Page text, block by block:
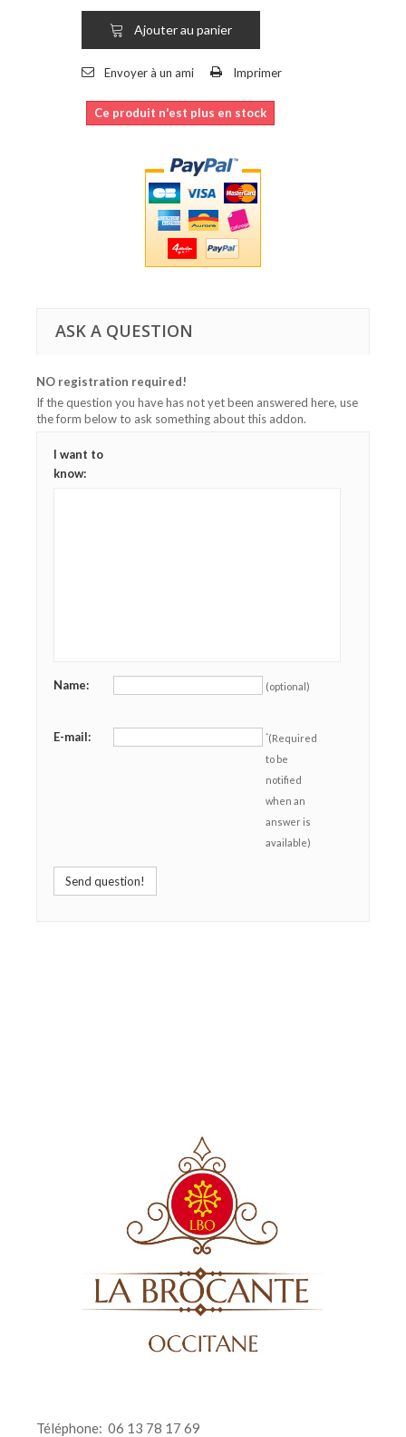
Ajouter au panier
Envoyer à un ami Imprimer
Ce produit n'est plus en stock
ASK A QUESTION
NO registration required!
If the question you have has not yet been answered here, use
the form below to ask something about this addon.
I want to
know:
Name: (optional)
E-mail: *(Required
to be
notified
when an
answer is
available)
Send question!
Téléphone: 06 13 78 17 69